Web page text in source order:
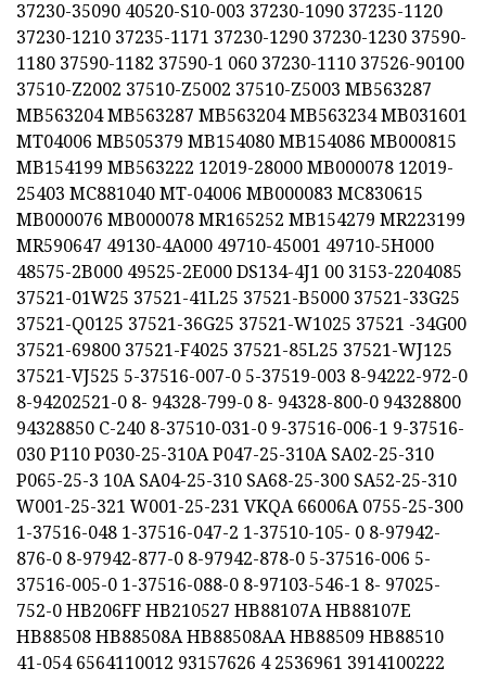
37230-35090 40520-S10-003 37230-1090 37235-1120
37230-1210 37235-1171 37230-1290 37230-1230 37590-
1180 37590-1182 37590-1 060 37230-1110 37526-90100
37510-Z2002 37510-Z5002 37510-Z5003 MB563287
MB563204 MB563287 MB563204 MB563234 MB031601
MT04006 MB505379 MB154080 MB154086 MB000815
MB154199 MB563222 12019-28000 MB000078 12019-
25403 MC881040 MT-04006 MB000083 MC830615
MB000076 MB000078 MR165252 MB154279 MR223199
MR590647 49130-4A000 49710-45001 49710-5H000
48575-2B000 49525-2E000 DS134-4J1 00 3153-2204085
37521-01W25 37521-41L25 37521-B5000 37521-33G25
37521-Q0125 37521-36G25 37521-W1025 37521 -34G00
37521-69800 37521-F4025 37521-85L25 37521-WJ125
37521-VJ525 5-37516-007-0 5-37519-003 8-94222-972-0
8-94202521-0 8- 94328-799-0 8- 94328-800-0 94328800
94328850 C-240 8-37510-031-0 9-37516-006-1 9-37516-
030 P110 P030-25-310A P047-25-310A SA02-25-310
P065-25-3 10A SA04-25-310 SA68-25-300 SA52-25-310
W001-25-321 W001-25-231 VKQA 66006A 0755-25-300
1-37516-048 1-37516-047-2 1-37510-105- 0 8-97942-
876-0 8-97942-877-0 8-97942-878-0 5-37516-006 5-
37516-005-0 1-37516-088-0 8-97103-546-1 8- 97025-
752-0 HB206FF HB210527 HB88107A HB88107E
HB88508 HB88508A HB88508AA HB88509 HB88510
41-054 6564110012 93157626 4 2536961 3914100222